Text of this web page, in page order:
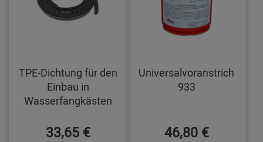
TPE-Dichtung für den
Einbau in
Wasserfangkästen
33,65 €
Universalvoranstrich
933
46,80 €